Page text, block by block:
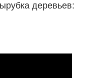
деревьев: